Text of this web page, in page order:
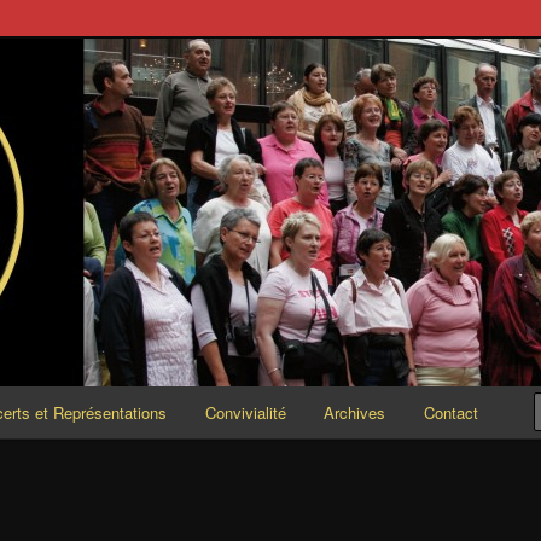
et Représentations Convivialité Archives Contact